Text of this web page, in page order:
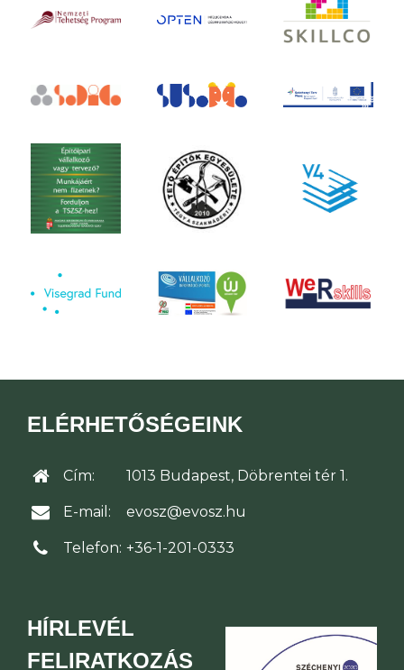
ELÉRHETŐSÉGEINK
Cím: 1013 Budapest, Döbrentei tér 1.
E-mail: evosz@evosz.hu
Telefon: +36-1-201-0333
HÍRLEVÉL
FELIRATKOZÁS